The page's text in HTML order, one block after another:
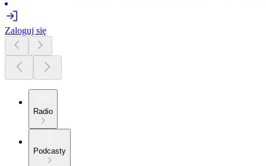
Zaloguj się
Radio
Podcasty